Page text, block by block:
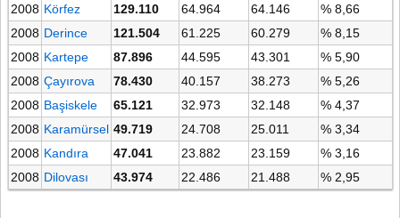
2008 Körfez 129.110 64.964 64.146
% 8,66
2008 Derince 121.504 61.225 60.279
% 8,15
2008 Kartepe 87.896 44.595 43.301
% 5,90
2008 Çayırova 78.430 40.157 38.273
% 5,26
2008 Başiskele 65.121 32.973 32.148
% 4,37
2008 Karamürsel 49.719 24.708 25.011
% 3,34
2008 Kandıra 47.041 23.882 23.159
% 3,16
2008 Dilovası 43.974 22.486 21.488 % 2,95